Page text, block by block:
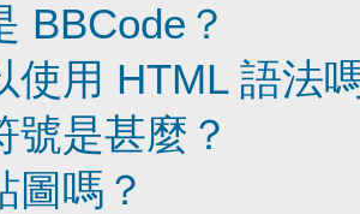
BBCode？
使用 HTML 語法
號是甚麼？
圖嗎？